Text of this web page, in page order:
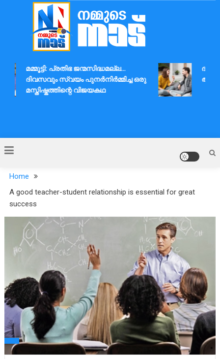
Nammude Naadu
മമ്മൂട്ടി: പ്രതിഭ ജന്മസിദ്ധമല്ല…
ദിവസവും സ്വയം പുനർനിർമ്മിച്ച ഒരു
മസ്തിഷ്കത്തിന്റെ വിജയകഥ
Home
A good teacher-student relationship is essential for great
success